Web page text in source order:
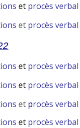
et procès verbal
et procès verbal
et procès verbal
et procès verbal
et procès verbal
et procès verbal